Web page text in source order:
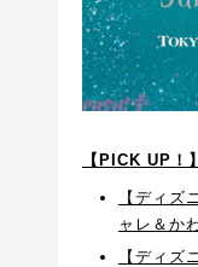
【PICK UP！
【ディ
ャレ＆か
【ディ